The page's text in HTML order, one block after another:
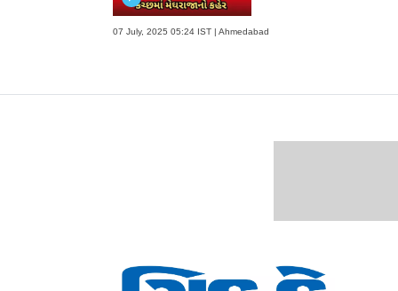
07 July, 2025 05:24 IST | Ahmedabad